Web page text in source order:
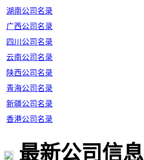
湖南公司名录
广西公司名录
四川公司名录
云南公司名录
陕西公司名录
青海公司名录
新疆公司名录
香港公司名录
最新公司信息